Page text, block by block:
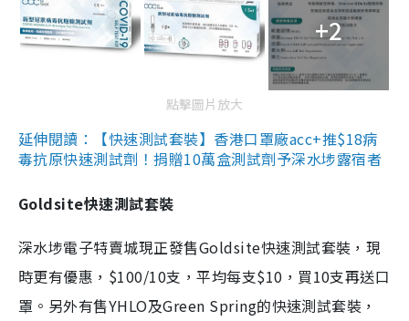
+2
點擊圖片放大
延伸閱讀：【快速測試套裝】香港口罩廠acc+推$18病
毒抗原快速測試劑！捐贈10萬盒測試劑予深水埗露宿者
Goldsite快速測試套裝
深水埗電子特賣城現正發售Goldsite快速測試套裝，現
時更有優惠，$100/10支，平均每支$10，買10支再送口
罩。另外有售YHLO及Green Spring的快速測試套裝，